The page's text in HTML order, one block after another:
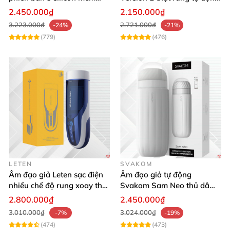
nắm chắc tay
, bên trong âm đạo giả làm từ silicon
cao cấp an toàn lành tính không gây kích ứng mang
lại cảm giácrất chân thật khi sử dụng
mại kích thích
2.450.000₫
3.223.000₫
-24%
(779)
cảm giác thật
2.150.000₫
2.721.000₫
-21%
(476)
LETEN
Âm đạo giả Leten sạc điện
nhiều chế độ rung xoay thụt
rên rỉ
2.800.000₫
3.010.000₫
-7%
(474)
SVAKOM
Âm đạo giả tự động
Svakom Sam Neo thủ dâm
rung mút app điện thoại
2.450.000₫
3.024.000₫
-19%
(473)